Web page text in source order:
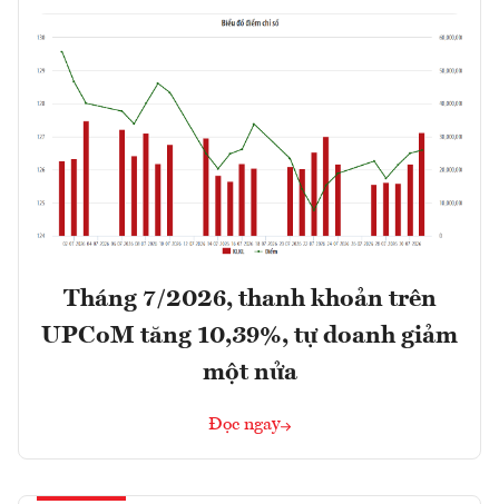
Tháng 7/2026, thanh khoản trên
UPCoM tăng 10,39%, tự doanh giảm
một nửa
Đọc ngay